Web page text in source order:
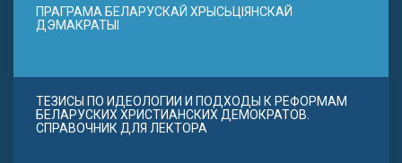
ПРАГРАМА БЕЛАРУСКАЙ ХРЫСЬЦІЯНСКАЙ
ДЭМАКРАТЫІ
ТЕЗИСЫ ПО ИДЕОЛОГИИ И ПОДХОДЫ К РЕФОРМАМ
БЕЛАРУСКИХ ХРИСТИАНСКИХ ДЕМОКРАТОВ.
СПРАВОЧНИК ДЛЯ ЛЕКТОРА